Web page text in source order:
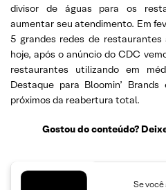
divisor de águas para os
aumentar seu atendimento. Em
5 grandes redes de restaurantes
hoje, após o anúncio do CDC
restaurantes utilizando em
Destaque para Bloomin’
próximos da reabertura total.
Gostou do conteúdo?
Se você